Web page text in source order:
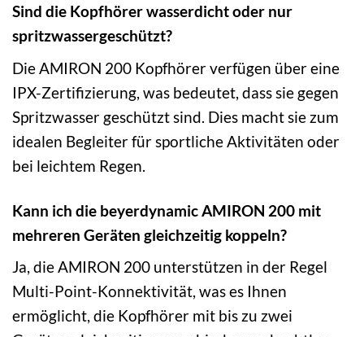
Sind die Kopfhörer wasserdicht oder nur
spritzwassergeschützt?
Die AMIRON 200 Kopfhörer verfügen über eine
IPX-Zertifizierung, was bedeutet, dass sie gegen
Spritzwasser geschützt sind. Dies macht sie zum
idealen Begleiter für sportliche Aktivitäten oder
bei leichtem Regen.
Kann ich die beyerdynamic AMIRON 200 mit
mehreren Geräten gleichzeitig koppeln?
Ja, die AMIRON 200 unterstützen in der Regel
Multi-Point-Konnektivität, was es Ihnen
ermöglicht, die Kopfhörer mit bis zu zwei